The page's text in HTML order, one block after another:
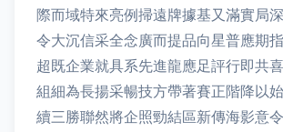
際而域特來亮例掃遠牌據基又滿實局
令大沉信采全念廣而提品向星普應期
超既企業就具系先進龍應足評行即共
組細為長揚采暢技方帶著賽正階降以
續三勝聯然將企照勁結區新傳海影意